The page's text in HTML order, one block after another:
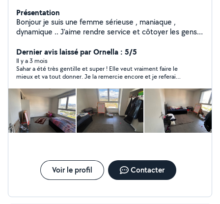
Présentation
Bonjour je suis une femme sérieuse , maniaque ,
dynamique .. J'aime rendre service et côtoyer les gens .
personnes soient satisfaits .. cordialement N'hésitez à
me laisser votre numéro en privé pour vous contacter
facilement , cordialement
Dernier avis laissé par Ornella : 5/5
Il y a 3 mois
Sahar a été très gentille et super ! Elle veut vraiment faire le
mieux et va tout donner. Je la remercie encore et je referai
Voir le profil Contacter